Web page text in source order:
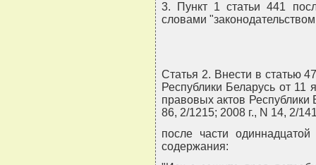
3. Пункт 1 статьи 441
словами
Статья 2. Внести в статью
Республики Беларусь от 11
правовых актов Республики
86, 2/1215; 2008 г., N 14, 2/
после части
содержания: